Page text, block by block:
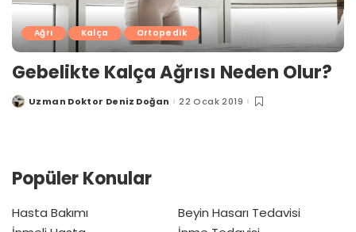
Ağrı Kalça Ortopedik
Gebelikte Kalça Ağrısı Neden Olur?
PostedUzman Doktor Deniz Doğan 22 Ocak 2019
Popüler Konular
Hasta Bakımı
Beyin Hasarı Tedavisi